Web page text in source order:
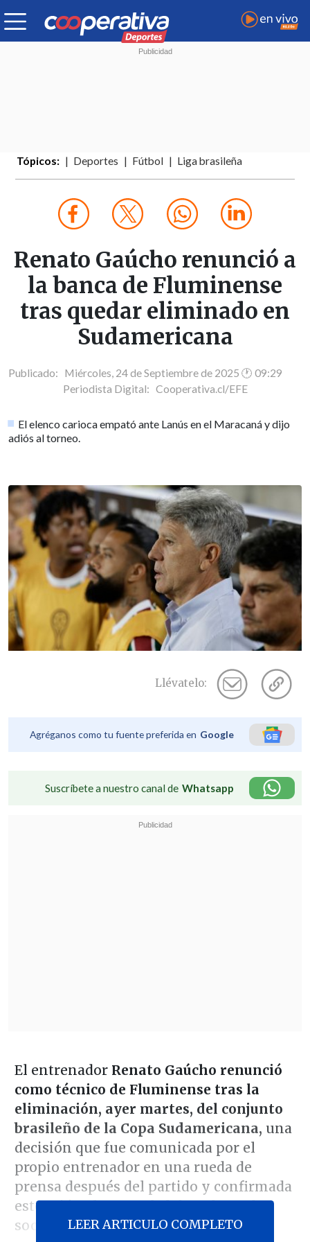
Tópicos: Deportes Fútbol Liga brasileña
Renato Gaúcho renunció a
la banca de Fluminense
tras quedar eliminado en
Sudamericana
Publicado: Miércoles, 24 de Septiembre de 2025 🕐 09:29
Periodista Digital: Cooperativa.cl/EFE
El elenco carioca empató ante Lanús en el Maracaná y dijo
adiós al torneo.
Llévatelo:
Agréganos como tu fuente preferida en Google
Suscríbete a nuestro canal de Whatsapp
El entrenador Renato Gaúcho renunció
como técnico de Fluminense tras la
eliminación, ayer martes, del conjunto
brasileño de la Copa Sudamericana, una
decisión que fue comunicada por el
propio entrenador en una rueda de
prensa después del partido y confirmada
este miércoles por el club en las redes
sociales.LEER ARTICULO COMPLETO